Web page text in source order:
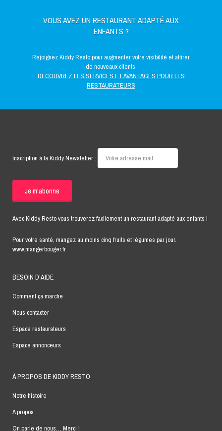
VOUS AVEZ UN RESTAURANT ADAPTÉ AUX
ENFANTS ?
Rejoignez Kiddy Resto pour augmenter votre visibilité et attirer
de nouveaux clients.
DÉCOUVREZ LES SERVICES ET AVANTAGES POUR LES
RESTAURATEURS
Inscription à la Kiddy Newsletter :
Avec Kiddy Resto vous trouverez facilement un restaurant adapté aux enfants !
Pour votre santé, mangez au moins cinq fruits et légumes par jour.
www.mangerbouger.fr
BESOIN D’AIDE
Comment ça marche
Nous contacter
Espace restaurateurs
Espace annonceurs
À PROPOS DE KIDDY RESTO
Notre histoire
À propos
On parle de nous… Merci !